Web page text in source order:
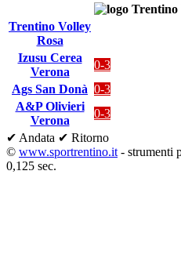
Trentino Volley
Rosa
Izusu Cerea
Verona
0-3
Ags San Donà 0-3
A&P Olivieri
Verona
0-3
✔ Andata ✔ Ritorno
© www.sportrentino.it - strumenti
0,125 sec.